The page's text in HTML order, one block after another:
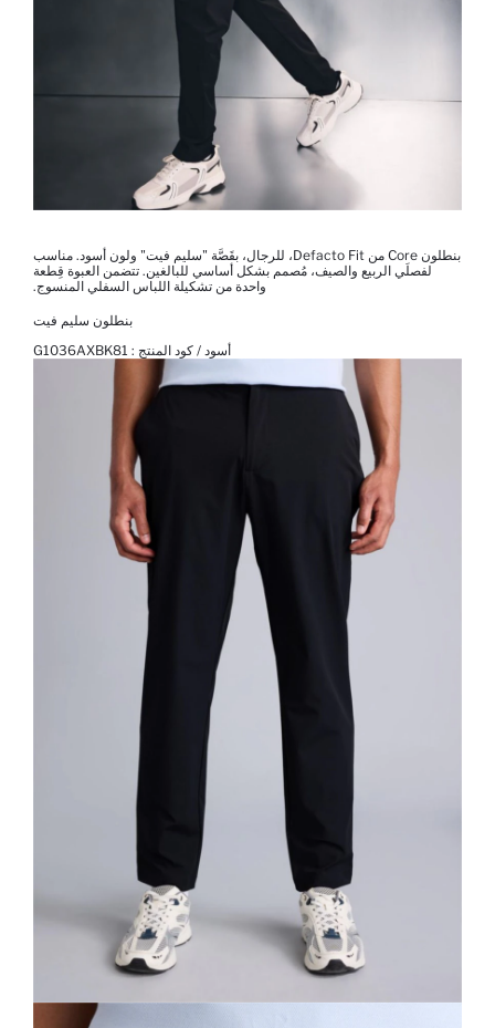
بنطلون Core من Defacto Fit، للرجال، بقَصَّة "سليم فيت" ولون أسود. مناسب
لفصلَي الربيع والصيف، مُصمم بشكل أساسي للبالغين. تتضمن العبوة قِطعة
واحدة من تشكيلة اللباس السفلي المنسوج.
بنطلون سليم فيت
أسود / كود المنتج : G1036AXBK81